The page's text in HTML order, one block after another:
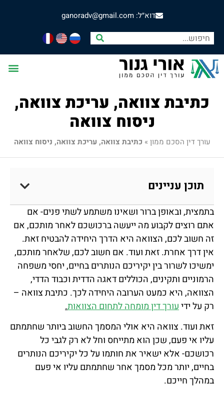
דוא״ל: ganoradv@gmail.com
כתיבת צוואה, עריכת צוואה,
ניסוח צוואה
עורך דין הסכם ממון » כתיבת צוואה, עריכת צוואה, ניסוח צוואה
תוכן עניינים
בתמצית, ובאופן ברור ושאינו משתמע לשתי פנים- אם
אתם רוצים לקבוע מה ייעשה ברכושכם לאחר מותכם, אם
זה חשוב לכם, הצוואה היא הדרך היחידה להבטיח זאת.
אין דרך אחרת. זאת ועוד. אם חשוב לכם, שלאחר מותכם,
ימשיכו לשרור בין יקיריכם הנותרים בחיים, יחסי משפחה
הרמוניים ותקינים, הכוללים דאגה הדדית וכבוד הדדי,
הצוואה, היא כמעט הערובה היחידה לכך. כתיבת צוואה –
רק על ידיעורך דין מומחה לתחום הצוואות.
זאת ועוד. צוואה היא אולי המסמך החשוב ביותר שחתמתם
עליו אי פעם, שכן הוא מתייחס וחל לא רק לגבי כל
רכושכם- אלא ישאיר את חותמו על כל יקיריכם הנותרים
בחיים, יותר מכל מסמך אחר שחתמתם עליו אי פעם
במהלך חייכם.